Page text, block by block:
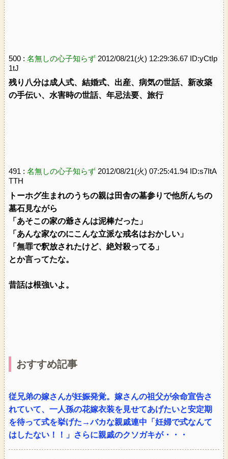
500 : 名無しの心子知らず 2012/08/21(火) 12:29:36.67 ID:yCtIp
1tJ
残り八分は成人式、結婚式、出産、病気の世話、新改築
の手伝い、水害時の世話、年忌法要、旅行
491 : 名無しの心子知らず 2012/08/21(火) 07:25:41.94 ID:s7ItA
TTH
トーホグ生まれのうちの親は田舎の墓参りで他所んちの
墓石見ながら
「あそこの家の爺さんは泥棒だった」
「あんな家なのにこんな立派な戒名はおかしい」
「無罪で釈放されたけど、絶対殺ってる」
とか言ってたな。
昔話は根強いよ。
おすすめ記事
従兄弟の嫁さんが妊娠発覚。嫁さんの祖父が余命宣告さ
れていて、一人孫の花嫁衣装を見せてあげたいと安定期
を待って式を挙げた→バカな親戚連中「妊婦で式なんて
はしたない！！」さらに親戚のクソガキが・・・